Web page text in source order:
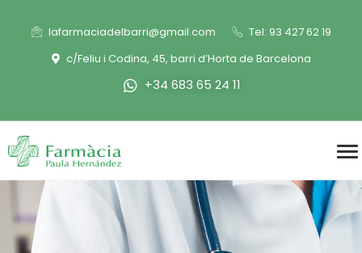
lafarmaciadelbarri@gmail.com
Tel: 93 427 62 19
c/Feliu i Codina, 45, barri d’Horta de Barcelona
+34 683 65 24 11